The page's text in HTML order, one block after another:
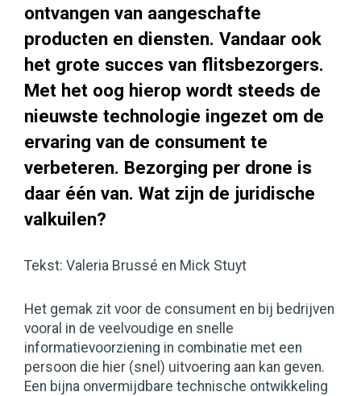
ontvangen van aangeschafte
producten en diensten. Vandaar ook
het grote succes van flitsbezorgers.
Met het oog hierop wordt steeds de
nieuwste technologie ingezet om de
ervaring van de consument te
verbeteren. Bezorging per drone is
daar één van. Wat zijn de juridische
valkuilen?
Tekst: Valeria Brussé en Mick Stuyt
Het gemak zit voor de consument en bij bedrijven
vooral in de veelvoudige en snelle
informatievoorziening in combinatie met een
persoon die hier (snel) uitvoering aan kan geven.
Een bijna onvermijdbare technische ontwikkeling